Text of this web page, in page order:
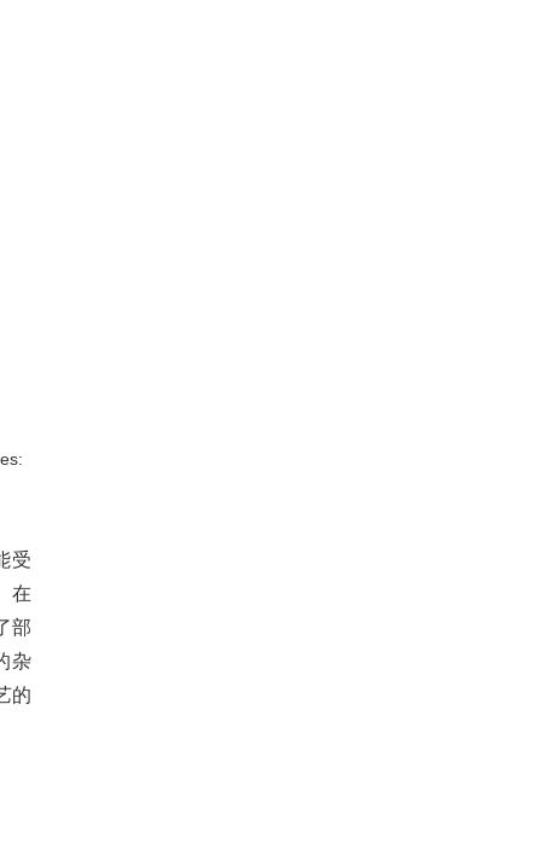
受
在
部
杂
的